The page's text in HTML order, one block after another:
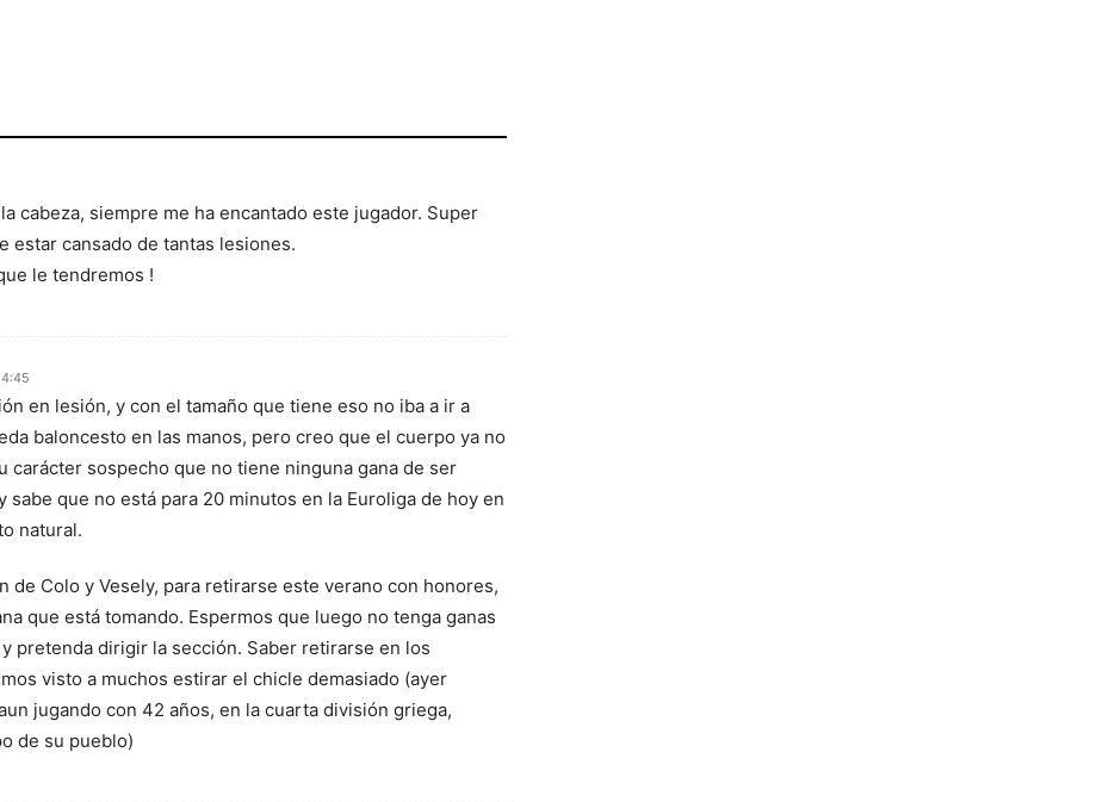
cabeza, siempre me ha encantado este jugador. Super
estar cansado de tantas lesiones.
le tendremos !
en lesión, y con el tamaño que tiene eso no iba a ir a
baloncesto en las manos, pero creo que el cuerpo ya no
carácter sospecho que no tiene ninguna gana de ser
que no está para 20 minutos en la Euroliga de hoy en
natural.
de Colo y Vesely, para retirarse este verano con honores,
que está tomando. Espermos que luego no tenga ganas
pretenda dirigir la sección. Saber retirarse en los
visto a muchos estirar el chicle demasiado (ayer
jugando con 42 años, en la cuarta división griega,
de su pueblo)